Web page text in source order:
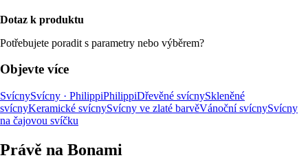
Dotaz k produktu
Potřebujete poradit s parametry nebo výběrem?
Objevte více
SvícnySvícny · PhilippiPhilippiDřevěné svícnySkleněné
svícnyKeramické svícnySvícny ve zlaté barvěVánoční svícnySvícny
na čajovou svíčku
Právě na Bonami